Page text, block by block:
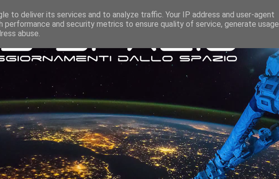
to deliver its services and to analyze traffic. Your IP address and user-agent
performance and security metrics to ensure quality of service, generate usage
abuse.